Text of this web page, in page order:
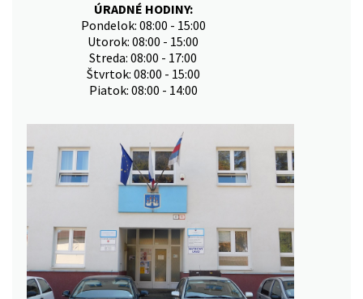
ÚRADNÉ HODINY:
Pondelok: 08:00 - 15:00
Utorok: 08:00 - 15:00
Streda: 08:00 - 17:00
Štvrtok: 08:00 - 15:00
Piatok: 08:00 - 14:00